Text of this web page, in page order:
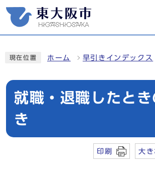
現在位置 ホーム 早引きインデックス
就職・退職したと
き
印刷 大き